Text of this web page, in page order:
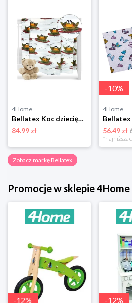
4Home
Bellatex Koc dziecięcy Ella Żaba, 100 x 150 cm
84.99 zł
-10%
4Home
56.49 zł
Zobacz markę Bellatex
Promocje w sklepie 4Home
-12% -12%